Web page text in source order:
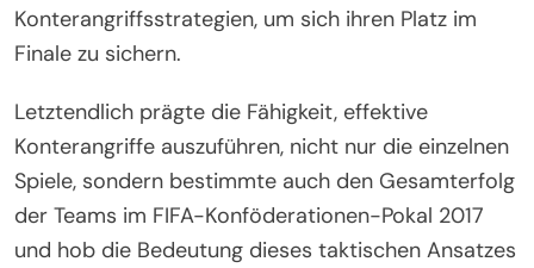
Konterangriffsstrategien, um sich ihren Platz im
Finale zu sichern.
Letztendlich prägte die Fähigkeit, effektive
Konterangriffe auszuführen, nicht nur die einzelnen
Spiele, sondern bestimmte auch den Gesamterfolg
der Teams im FIFA-Konföderationen-Pokal 2017
und hob die Bedeutung dieses taktischen Ansatzes